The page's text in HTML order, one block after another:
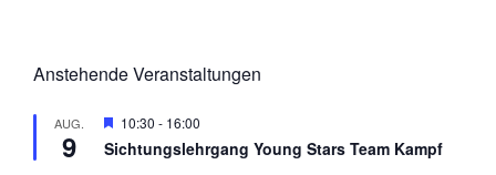
Anstehende Veranstaltungen
AUG.
9
H
r
10:30 - 16:00
Sichtungslehrgang Young Stars Team Kampf